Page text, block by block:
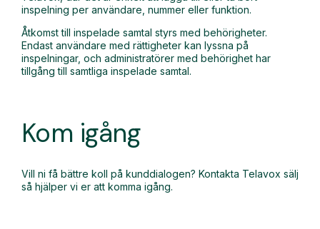
inspelning per användare, nummer eller funktion.
Åtkomst till inspelade samtal styrs med behörigheter.
Endast användare med rättigheter kan lyssna på
inspelningar, och administratörer med behörighet har
tillgång till samtliga inspelade samtal.
Kom igång
Vill ni få bättre koll på kunddialogen? Kontakta Telavox sälj
så hjälper vi er att komma igång.